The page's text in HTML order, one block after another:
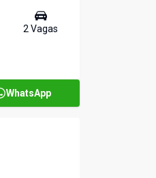
2Vagas
WhatsApp